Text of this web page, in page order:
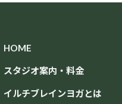
HOME
スタジオ案内・料金
イルチブレインヨガとは